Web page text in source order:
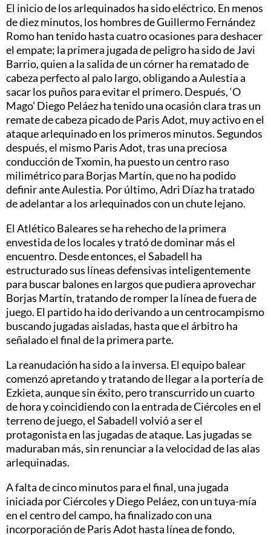
El inicio de los arlequinados ha sido eléctrico. En menos
de diez minutos, los hombres de Guillermo Fernández
Romo han tenido hasta cuatro ocasiones para deshacer
el empate; la primera jugada de peligro ha sido de Javi
Barrio, quien a la salida de un córner ha rematado de
cabeza perfecto al palo largo, obligando a Aulestia a
sacar los puños para evitar el primero. Después, ‘O
Mago’ Diego Peláez ha tenido una ocasión clara tras un
remate de cabeza picado de Paris Adot, muy activo en el
ataque arlequinado en los primeros minutos. Segundos
después, el mismo Paris Adot, tras una preciosa
conducción de Txomin, ha puesto un centro raso
milimétrico para Borjas Martín, que no ha podido
definir ante Aulestia. Por último, Adri Díaz ha tratado
de adelantar a los arlequinados con un chute lejano.
El Atlético Baleares se ha rehecho de la primera
envestida de los locales y trató de dominar más el
encuentro. Desde entonces, el Sabadell ha
estructurado sus líneas defensivas inteligentemente
para buscar balones en largos que pudiera aprovechar
Borjas Martín, tratando de romper la línea de fuera de
juego. El partido ha ido derivando a un centrocampismo
buscando jugadas aisladas, hasta que el árbitro ha
señalado el final de la primera parte.
La reanudación ha sido a la inversa. El equipo balear
comenzó apretando y tratando de llegar a la portería de
Ezkieta, aunque sin éxito, pero transcurrido un cuarto
de hora y coincidiendo con la entrada de Ciércoles en el
terreno de juego, el Sabadell volvió a ser el
protagonista en las jugadas de ataque. Las jugadas se
maduraban más, sin renunciar a la velocidad de las alas
arlequinadas.
A falta de cinco minutos para el final, una jugada
iniciada por Ciércoles y Diego Peláez, con un tuya-mía
en el centro del campo, ha finalizado con una
incorporación de Paris Adot hasta línea de fondo,